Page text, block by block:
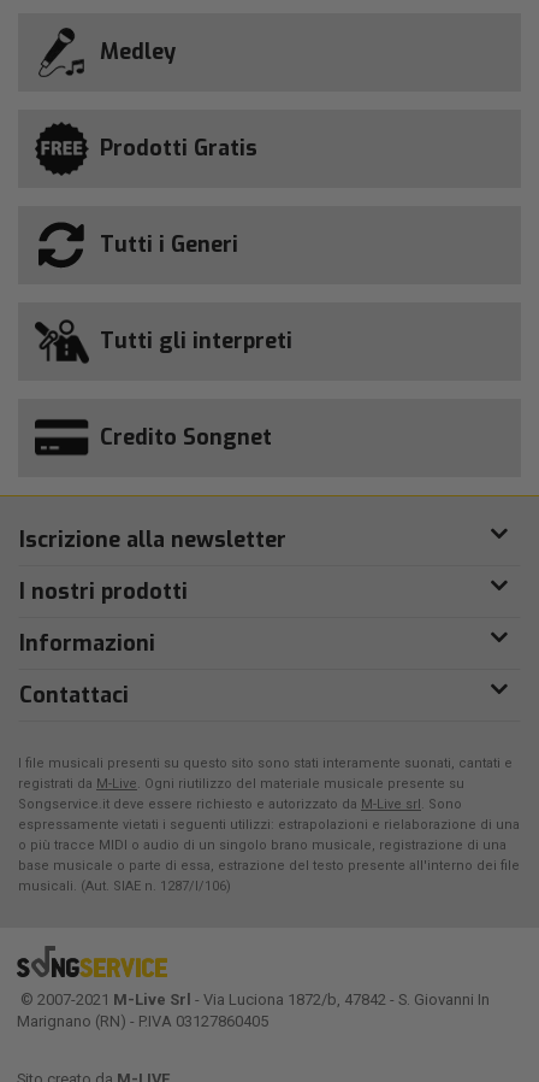
Medley
Prodotti Gratis
Tutti i Generi
Tutti gli interpreti
Credito Songnet
Iscrizione alla newsletter
I nostri prodotti
Informazioni
Contattaci
I file musicali presenti su questo sito sono stati interamente suonati, cantati e
registrati da M-Live. Ogni riutilizzo del materiale musicale presente su
Songservice.it deve essere richiesto e autorizzato da M-Live srl . Sono
espressamente vietati i seguenti utilizzi: estrapolazioni e rielaborazione di una
o più tracce MIDI o audio di un singolo brano musicale, registrazione di una
base musicale o parte di essa, estrazione del testo presente all'interno dei file
musicali. (Aut. SIAE n. 1287/I/106)
© 2007-2021 M-Live Srl - Via Luciona 1872/b, 47842 - S. Giovanni In
Marignano (RN) - P.IVA 03127860405